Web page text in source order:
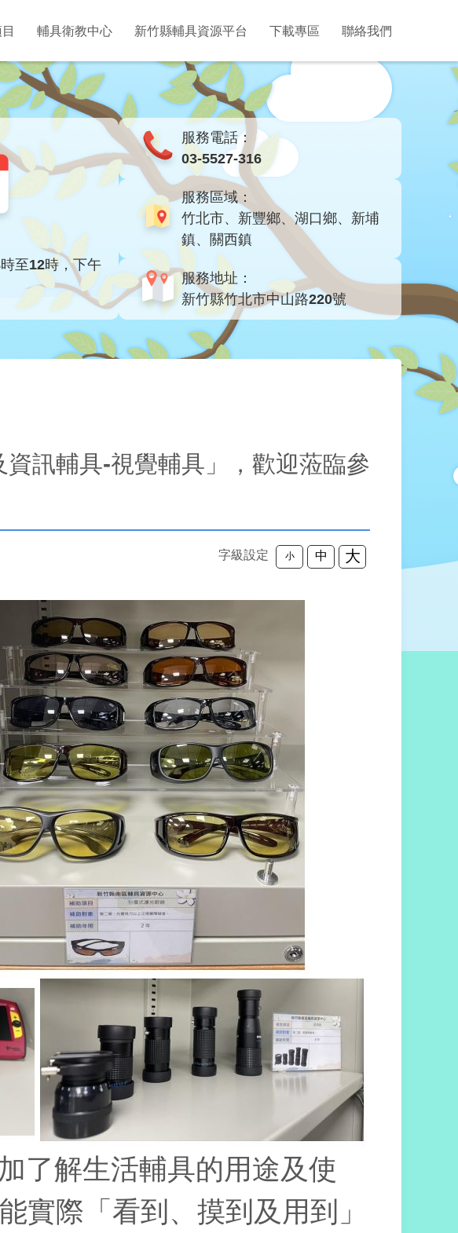
輔具衛教中心 新竹縣輔具資源平台 下載專區 聯絡我們
至12時，下午
服務電話：
03-5527-316
服務區域：
竹北市、新豐鄉、湖口鄉、新埔
鎮、關西鎮
服務地址：
新竹縣竹北市中山路220號
資訊輔具-視覺輔具」，歡迎蒞臨參
字級設定 小 中 大
了解生活輔具的用途及使
實際「看到、摸到及用到」